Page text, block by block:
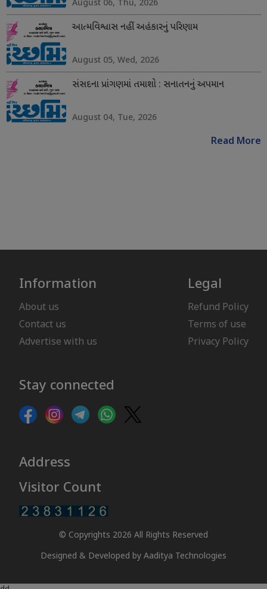
આત્મવિશ્વાસ નહીં અહંકારનું પરિણામ
August 05, Wed, 2026
સંસદના પ્રાંગણમાં તમાશો : સનાતનનું અપમાન
August 04, Tue, 2026
Read More
Information
About us
Contact us
Advertise with us
Legal
Refund Policy
Terms of use
Privacy Policy
Stay connected
Address
Visitor Count
© Copyrights 2026 All Rights Reserved
Designed & Developed by Aaditya Technologies